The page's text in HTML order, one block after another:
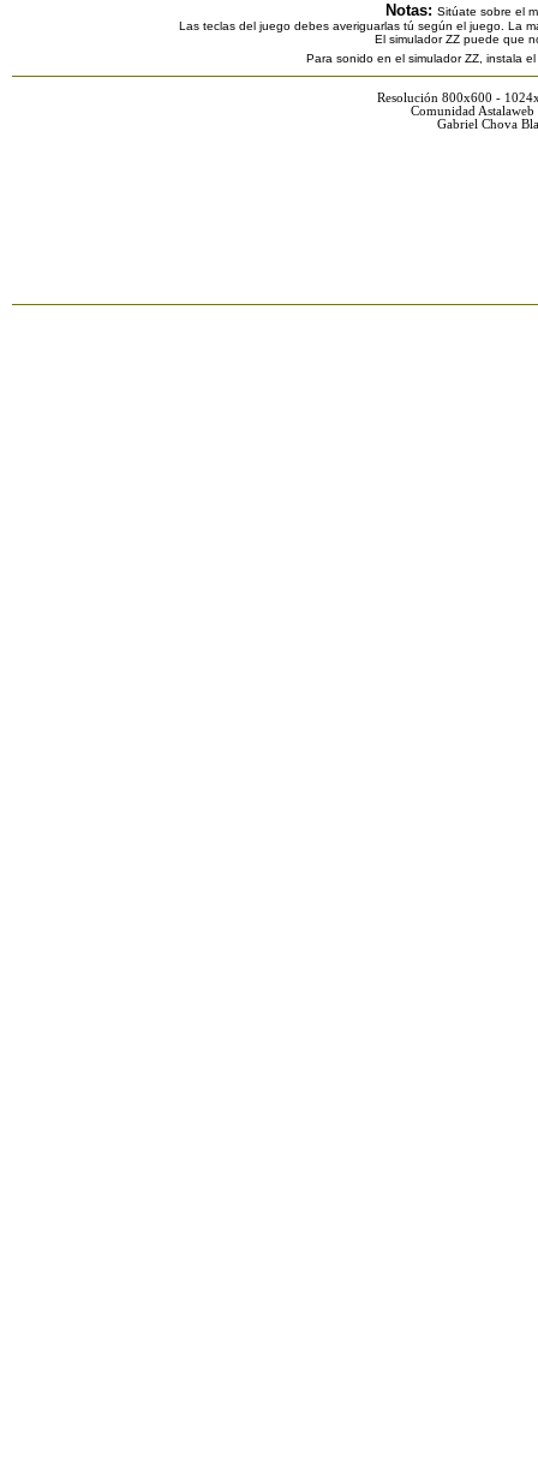
Notas: Sitúate sobre el
Las teclas del juego debes averiguarlas tú según el juego. La
El simulador ZZ puede que
Para sonido en el simulador ZZ, instala
Resolución 800x600 -
Comunidad
Gabriel Chova